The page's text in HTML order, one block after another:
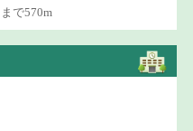
まで570m